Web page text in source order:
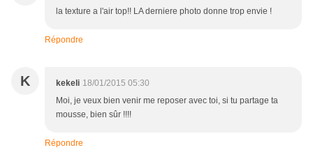
la texture a l'air top!! LA derniere photo donne trop envie !
Répondre
K kekeli 18/01/2015 05:30
Moi, je veux bien venir me reposer avec toi, si tu partage ta
mousse, bien sûr !!!!
Répondre